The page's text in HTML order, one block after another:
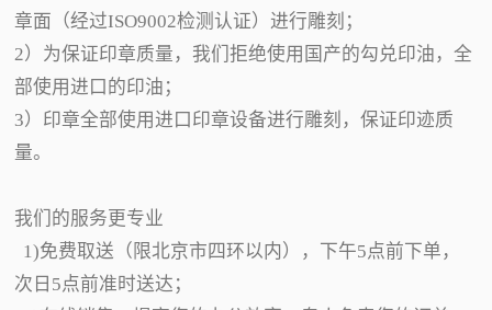
章面（经过ISO9002检测认证）进行雕刻；
2）为保证印章质量，我们拒绝使用国产的勾兑印油，全
部使用进口的印油；
3）印章全部使用进口印章设备进行雕刻，保证印迹质
量。
我们的服务更专业
1)免费取送（限北京市四环以内），下午5点前下单，
次日5点前准时送达；